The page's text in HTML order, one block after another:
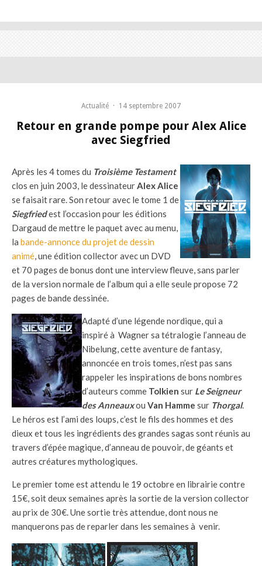
Actualité · 14 septembre 2007
Retour en grande pompe pour Alex Alice
avec Siegfried
Après les 4 tomes du Troisième Testament
clos en juin 2003, le dessinateurAlex Alice
se faisait rare. Son retour avec le tome 1 de
Siegfriedest l’occasion pour les éditions
Dargaud de mettre le paquet avec au menu,
la bande-annonce du projet de dessin
animé, une édition collector avec un DVD
et 70 pages de bonus dont une interview fleuve, sans parler
de la version normale de l’album qui a elle seule propose 72
pages de bande dessinée.
Adapté d’une légende nordique, qui a
inspiré à Wagner sa tétralogie l’anneau de
Nibelung, cette aventure de fantasy,
annoncée en trois tomes, n’est pas sans
rappeler les inspirations de bons nombres
d’auteurs comme Tolkien sur Le Seigneur
des Anneauxou Van Hamme sur Thorgal.
Le héros est l’ami des loups, c’est le fils des hommes et des
dieux et tous les ingrédients des grandes sagas sont réunis au
travers d’épée magique, d’anneau de pouvoir, de géants et
autres créatures mythologiques.
Le premier tome est attendu le 19 octobre en librairie contre
15€, soit deux semaines après la sortie de la version collector
au prix de 30€. Une sortie très attendue, dont nous ne
manquerons pas de reparler dans les semaines à venir.